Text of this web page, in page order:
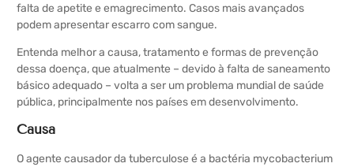
falta de apetite e emagrecimento. Casos mais avançados
podem apresentar escarro com sangue.
Entenda melhor a causa, tratamento e formas de prevenção
dessa doença, que atualmente – devido à falta de saneamento
básico adequado – volta a ser um problema mundial de saúde
pública, principalmente nos países em desenvolvimento.
Causa
O agente causador da tuberculose é a bactéria mycobacterium